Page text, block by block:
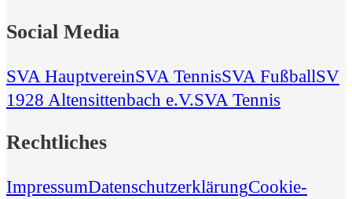
Social Media
SVA HauptvereinSVA TennisSVA FußballSV
1928 Altensittenbach e.V.SVA Tennis
Rechtliches
ImpressumDatenschutzerklärungCookie-